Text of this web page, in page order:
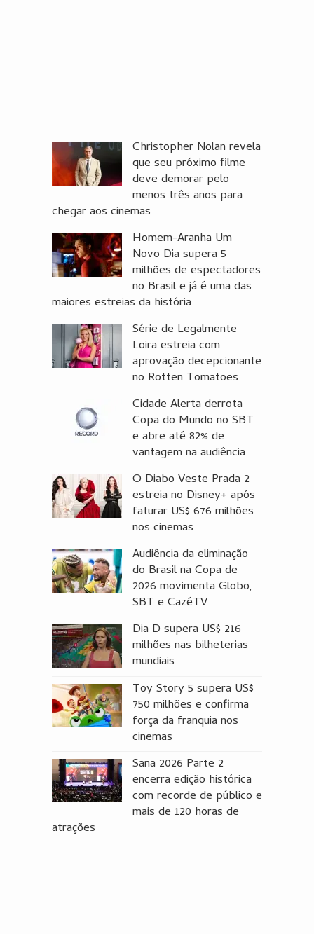
Christopher Nolan revela
que seu próximo filme
deve demorar pelo
menos três anos para
chegar aos cinemas
Homem-Aranha Um
Novo Dia supera 5
milhões de espectadores
no Brasil e já é uma das
maiores estreias da história
Série de Legalmente
Loira estreia com
aprovação decepcionante
no Rotten Tomatoes
Cidade Alerta derrota
Copa do Mundo no SBT
e abre até 82% de
vantagem na audiência
O Diabo Veste Prada 2
estreia no Disney+ após
faturar US$ 676 milhões
nos cinemas
Audiência da eliminação
do Brasil na Copa de
2026 movimenta Globo,
SBT e CazéTV
Dia D supera US$ 216
milhões nas bilheterias
mundiais
Toy Story 5 supera US$
750 milhões e confirma
força da franquia nos
cinemas
Sana 2026 Parte 2
encerra edição histórica
com recorde de público e
mais de 120 horas de
atrações